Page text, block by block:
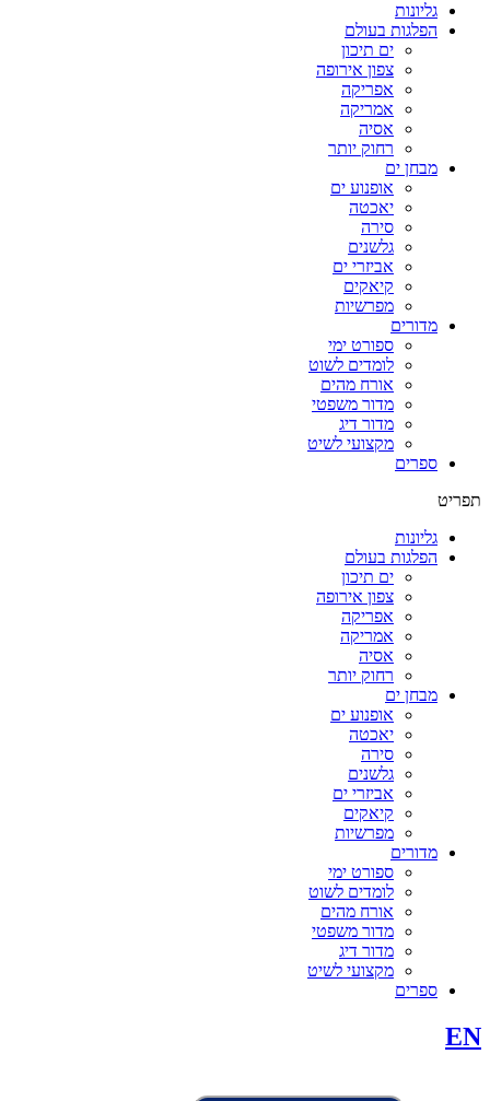
גליונות
הפלגות בעולם
ים תיכון
צפון אירופה
אפריקה
אמריקה
אסיה
רחוק יותר
מבחן ים
אופנוע ים
יאכטה
סירה
גלשנים
אביזרי ים
קיאקים
מפרשיות
מדורים
ספורט ימי
לומדים לשוט
אורח מהים
מדור משפטי
מדור דיג
מקצועי לשיט
ספרים
תפריט
גליונות
הפלגות בעולם
ים תיכון
צפון אירופה
אפריקה
אמריקה
אסיה
רחוק יותר
מבחן ים
אופנוע ים
יאכטה
סירה
גלשנים
אביזרי ים
קיאקים
מפרשיות
מדורים
ספורט ימי
לומדים לשוט
אורח מהים
מדור משפטי
מדור דיג
מקצועי לשיט
ספרים
EN